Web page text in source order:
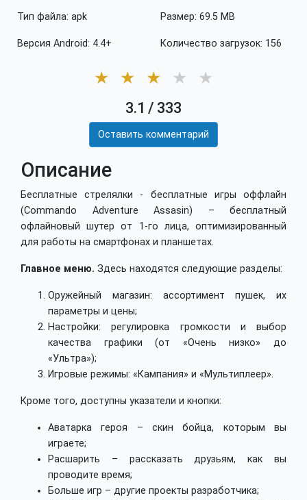
Тип файла: apk
Версия Android: 4.4+
Размер: 69.5 MB
Количество загрузок: 156
★ ★ ★ ★ ★
3.1 / 333
Оставить комментарий
Описание
Бесплатные стрелялки - бесплатные игры оффлайн
(Commando Adventure Assasin) – бесплатный
офлайновый шутер от 1-го лица, оптимизированный
для работы на смартфонах и планшетах.
Главное меню. Здесь находятся следующие разделы:
Оружейный магазин: ассортимент пушек, их
параметры и цены;
Настройки: регулировка громкости и выбор
качества графики (от «Очень низко» до
«Ультра»);
Игровые режимы: «Кампания» и «Мультиплеер».
Кроме того, доступны указатели и кнопки:
Аватарка героя – скин бойца, которым вы
играете;
Расшарить – рассказать друзьям, как вы
проводите время;
Больше игр – другие проекты разработчика;